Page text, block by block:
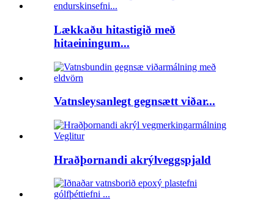
Lækkaðu hitastigið með
hitaeiningum...
Vatnsleysanlegt gegnsætt viðar...
Hraðþornandi akrýlveggspjald